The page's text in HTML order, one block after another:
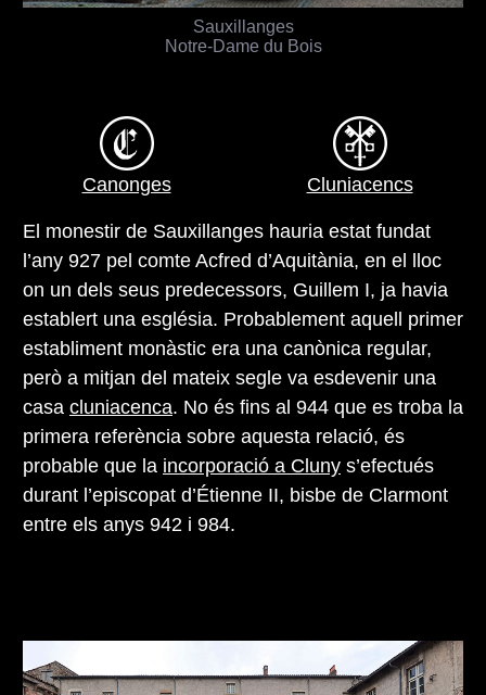
Sauxillanges
Notre-Dame du Bois
Canonges Cluniacencs
El monestir de Sauxillanges hauria estat fundat
l’any 927 pel comte Acfred d’Aquitània, en el lloc
on un dels seus predecessors, Guillem I, ja havia
establert una església. Probablement aquell primer
establiment monàstic era una canònica regular,
però a mitjan del mateix segle va esdevenir una
casa cluniacenca. No és fins al 944 que es troba la
primera referència sobre aquesta relació, és
probable que la incorporació a Cluny s’efectués
durant l’episcopat d’Étienne II, bisbe de Clarmont
entre els anys 942 i 984.